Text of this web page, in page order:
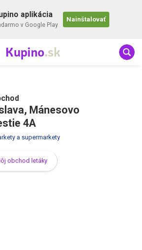
aplikácia
v Google Play
Nainštalovať
Kupino.sk
Mánesovo
4A
a supermarkety
obchod letáky